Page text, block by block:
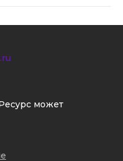
может